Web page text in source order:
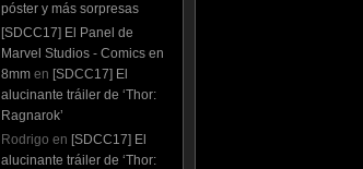
póster y más sorpresas
[SDCC17] El Panel de
Marvel Studios - Comics en
8mmen [SDCC17] El
alucinante tráiler de ‘Thor:
Ragnarok’
Rodrigo en [SDCC17] El
alucinante tráiler de ‘Thor: